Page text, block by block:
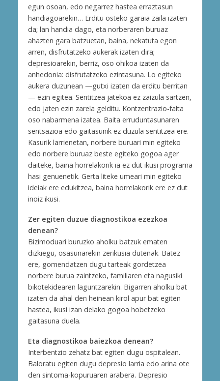
egun osoan, edo negarrez hastea erraztasun
handiagoarekin… Erditu osteko garaia zaila izaten
da; lan handia dago, eta norberaren buruaz
ahazten gara batzuetan, baina, nekatuta egon
arren, disfrutatzeko aukerak izaten dira;
depresioarekin, berriz, oso ohikoa izaten da
anhedonia: disfrutatzeko ezintasuna. Lo egiteko
aukera duzunean —gutxi izaten da erditu berritan
— ezin egitea. Sentitzea jatekoa ez zaizula sartzen,
edo jaten ezin zarela gelditu. Kontzentrazio-falta
oso nabarmena izatea. Baita erruduntasunaren
sentsazioa edo gaitasunik ez duzula sentitzea ere.
Kasurik larrienetan, norbere buruari min egiteko
edo norbere buruaz beste egiteko gogoa ager
daiteke, baina horrelakorik ia ez dut ikusi programa
hasi genuenetik. Gerta liteke umeari min egiteko
ideiak ere edukitzea, baina horrelakorik ere ez dut
inoiz ikusi.
Zer egiten duzue diagnostikoa ezezkoa
denean?
Bizimoduari buruzko aholku batzuk ematen
dizkiegu, osasunarekin zerikusia dutenak. Batez
ere, gomendatzen dugu tarteak gordetzea
norbere burua zaintzeko, familiaren eta nagusiki
bikotekidearen laguntzarekin. Bigarren aholku bat
izaten da ahal den heinean kirol apur bat egiten
hastea, ikusi izan delako gogoa hobetzeko
gaitasuna duela.
Eta diagnostikoa baiezkoa denean?
Interbentzio zehatz bat egiten dugu ospitalean.
Baloratu egiten dugu depresio larria edo arina ote
den sintoma-kopuruaren arabera. Depresio